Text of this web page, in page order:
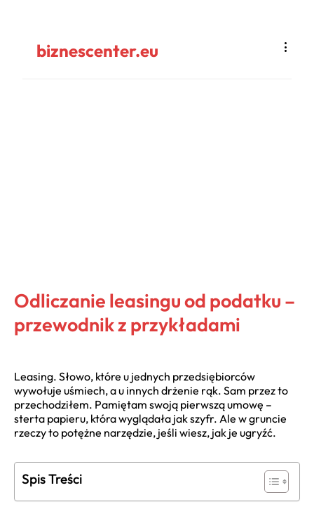
biznescenter.eu
Odliczanie leasingu od podatku –
przewodnik z przykładami
Leasing. Słowo, które u jednych przedsiębiorców
wywołuje uśmiech, a u innych drżenie rąk. Sam przez to
przechodziłem. Pamiętam swoją pierwszą umowę –
sterta papieru, która wyglądała jak szyfr. Ale w gruncie
rzeczy to potężne narzędzie, jeśli wiesz, jak je ugryźć.
Spis Treści